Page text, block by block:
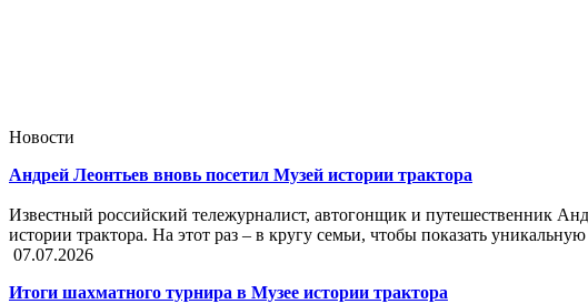
Новости
Андрей Леонтьев вновь посетил Музей истории трактора
Известный российский тележурналист, автогонщик и путешественник
истории трактора. На этот раз – в кругу семьи, чтобы показать
07.07.2026
Итоги шахматного турнира в Музее истории трактора